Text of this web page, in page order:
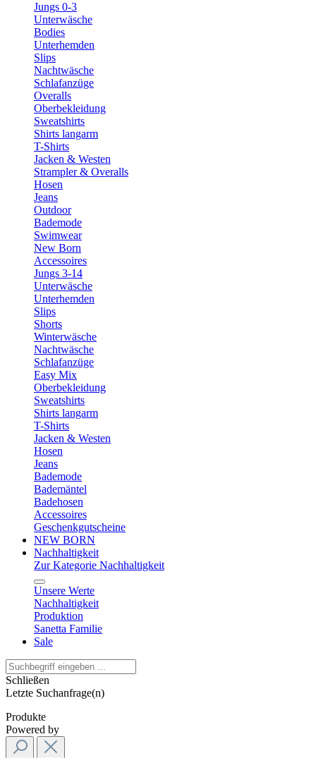
Jungs 0-3
Unterwäsche
Bodies
Unterhemden
Slips
Nachtwäsche
Schlafanzüge
Overalls
Oberbekleidung
Sweatshirts
Shirts langarm
T-Shirts
Jacken & Westen
Strampler & Overalls
Hosen
Jeans
Outdoor
Bademode
Swimwear
New Born
Accessoires
Jungs 3-14
Unterwäsche
Unterhemden
Slips
Shorts
Winterwäsche
Nachtwäsche
Schlafanzüge
Easy Mix
Oberbekleidung
Sweatshirts
Shirts langarm
T-Shirts
Jacken & Westen
Hosen
Jeans
Bademode
Bademäntel
Badehosen
Accessoires
Geschenkgutscheine
NEW BORN
Nachhaltigkeit
Zur Kategorie Nachhaltigkeit
Unsere Werte
Nachhaltigkeit
Produktion
Sanetta Familie
Sale
Schließen
Letzte Suchanfrage(n)
Produkte
Powered by